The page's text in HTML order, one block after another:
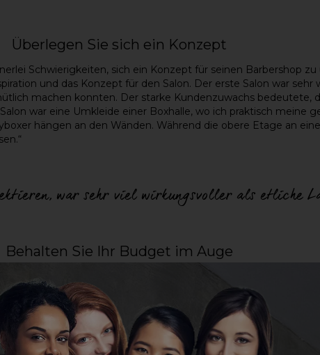
Überlegen Sie sich ein Konzept
Schwierigkeiten, sich ein Konzept für seinen Barbershop
und das Konzept für den Salon. Der erste Salon war
machen konnten. Der starke Kundenzuwachs bedeutete,
war eine Umkleide einer Boxhalle, wo ich praktisch meine
hängen an den Wänden. Während die obere Etage an
war sehr viel wirkungsvoller als etliche
Behalten Sie Ihr Budget im Auge